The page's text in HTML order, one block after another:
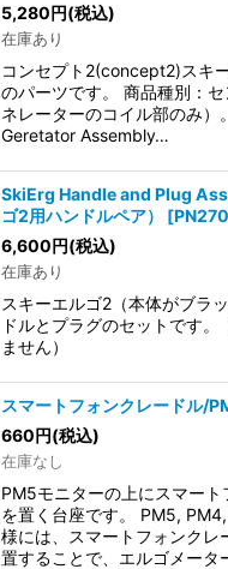
5,280円(税込)
在庫あり
コンセプト2(concept2)スキ
のパーツです。 商品種別：
ネレーターのコイル部のみ）
Geretator Assembly…
SkiErg Handle and Plug
ゴ2用ハンドルペア）
[
6,600円(税込)
在庫あり
スキーエルゴ2（本体がブラ
ドルとプラグのセットです。
ません）
スマートフォンクレードル/
660円(税込)
在庫なし
PM5モニターの上にスマート
を置く台座です。 PM5,
様には、スマートフォンクレ
置することで、エルゴメー